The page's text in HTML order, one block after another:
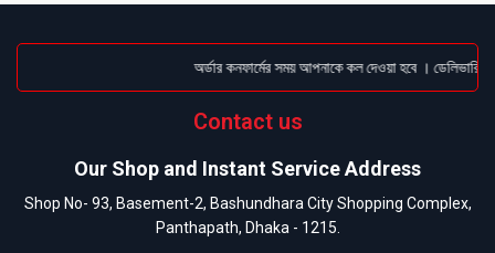
অর্ডার কনফার্মের সময় আপনাকে কল দেওয়া হবে ।
Contact us
Our Shop and Instant Service Address
Shop No- 93, Basement-2, Bashundhara City Shopping Complex,
Panthapath, Dhaka - 1215.